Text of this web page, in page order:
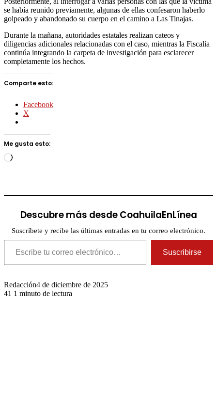
se había reunido previamente, algunas de ellas confesaron haberlo
golpeado y abandonado su cuerpo en el camino a Las Tinajas.
Durante la mañana, autoridades estatales realizan cateos y
diligencias adicionales relacionadas con el caso, mientras la Fiscalía
continúa integrando la carpeta de investigación para esclarecer
completamente los hechos.
Comparte esto:
Facebook
X
Me gusta esto:
Cargando...
Descubre más desde CoahuilaEnLínea
Suscríbete y recibe las últimas entradas en tu correo electrónico.
Escribe tu correo electrónico…
Suscribirse
Redacción4 de diciembre de 2025
41 1 minuto de lectura